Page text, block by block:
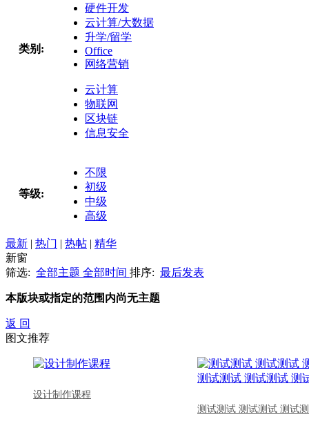
类别:
硬件开发
云计算/大数据
升学/留学
Office
网络营销
云计算
物联网
区块链
信息安全
等级:
不限
初级
中级
高级
最新 | 热门 | 热帖 | 精华
新窗
筛选: 全部主题 全部时间 排序: 最后发表
本版块或指定的范围内尚无主题
返 回
图文推荐
设计制作课程
测试测试 测试测试 测试